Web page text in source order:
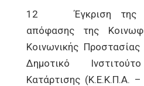
12 Έγκριση της
απόφασης της
Κοινωνικής
Δημοτικό
Κατάρτισης (Κ.Ε.Κ.Π.Α.